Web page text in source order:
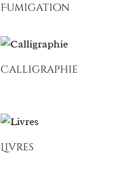
Fumigation
Calligraphie
Livres